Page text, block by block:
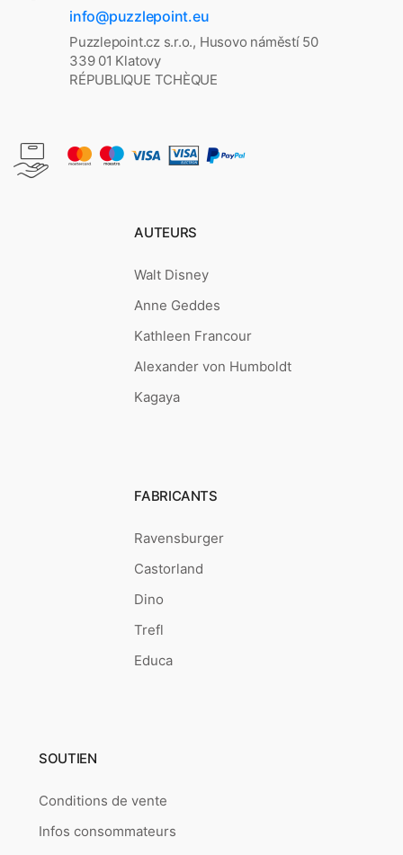
info@puzzlepoint.eu
Puzzlepoint.cz s.r.o., Husovo náměstí 50
339 01 Klatovy
RÉPUBLIQUE TCHÈQUE
AUTEURS
Walt Disney
Anne Geddes
Kathleen Francour
Alexander von Humboldt
Kagaya
FABRICANTS
Ravensburger
Castorland
Dino
Trefl
Educa
SOUTIEN
Conditions de vente
Infos consommateurs